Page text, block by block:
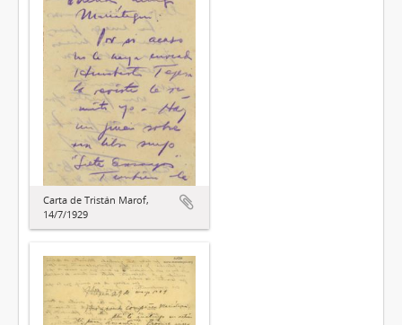
Carta de Tristán Marof,
14/7/1929